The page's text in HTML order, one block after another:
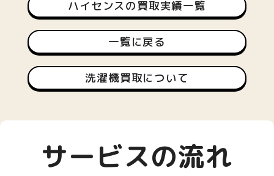
ハイセンスの買取実績一覧
一覧に戻る
洗濯機買取について
サービスの流れ